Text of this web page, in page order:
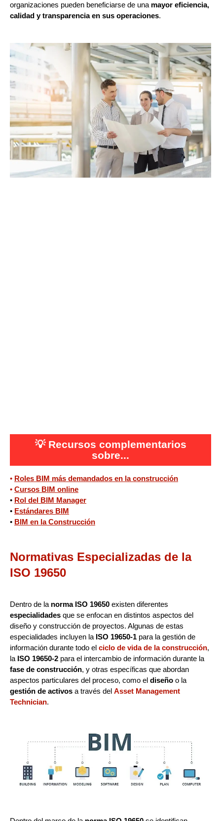
organizaciones pueden beneficiarse de una mayor eficiencia,
calidad y transparencia en sus operaciones.
💡 Recursos complementarios
sobre...
• Roles BIM más demandados en la construcción
• Cursos BIM online
• Rol del BIM Manager
• Estándares BIM
• BIM en la Construcción
Normativas Especializadas de la
ISO 19650
Dentro de la norma ISO 19650 existen diferentes
especialidades que se enfocan en distintos aspectos del
diseño y construcción de proyectos. Algunas de estas
especialidades incluyen la ISO 19650-1 para la gestión de
información durante todo el ciclo de vida de la construcción,
la ISO 19650-2 para el intercambio de información durante la
fase de construcción, y otras específicas que abordan
aspectos particulares del proceso, como el diseño o la
gestión de activos a través del Asset Management
Technician.